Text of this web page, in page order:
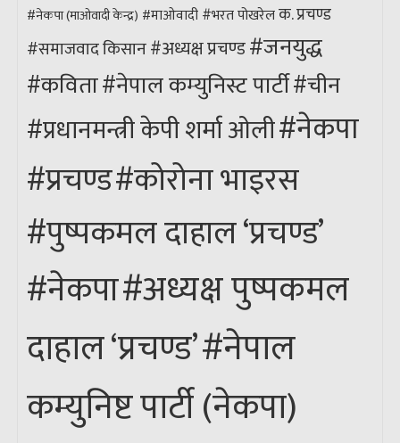
#नेकपा (माओवादी केन्द्र) #माओवादी #भरत पोखरेलक. प्रचण्ड
#समाजवादकिसान#अध्यक्ष प्रचण्ड#जनयुद्ध
#कविता#नेपाल कम्युनिस्ट पार्टी#चीन
#प्रधानमन्त्री केपी शर्मा ओली#नेकपा
#प्रचण्ड#कोरोना भाइरस
#पुष्पकमल दाहाल ‘प्रचण्ड’
#नेकपा#अध्यक्ष पुष्पकमल
दाहाल ‘प्रचण्ड’#नेपाल
कम्युनिष्ट पार्टी (नेकपा)